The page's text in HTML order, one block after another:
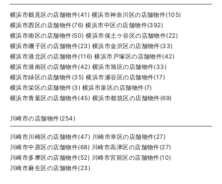
横浜市鶴見区の店舗物件(41) 横浜市神奈川区の店舗物件(105)
横浜市西区の店舗物件(76) 横浜市中区の店舗物件(392)
横浜市南区の店舗物件(50) 横浜市保土ケ谷区の店舗物件(22)
横浜市磯子区の店舗物件(23) 横浜市金沢区の店舗物件(33)
横浜市港北区の店舗物件(116) 横浜市戸塚区の店舗物件(42)
横浜市港南区の店舗物件(42) 横浜市旭区の店舗物件(33)
横浜市緑区の店舗物件(35) 横浜市瀬谷区の店舗物件(17)
横浜市栄区の店舗物件(3) 横浜市泉区の店舗物件(7)
横浜市青葉区の店舗物件(45) 横浜市都筑区の店舗物件(69)
川崎市の店舗物件(254)
川崎市川崎区の店舗物件(47) 川崎市幸区の店舗物件(27)
川崎市中原区の店舗物件(68) 川崎市高津区の店舗物件(27)
川崎市多摩区の店舗物件(52) 川崎市宮前区の店舗物件(10)
川崎市麻生区の店舗物件(23)